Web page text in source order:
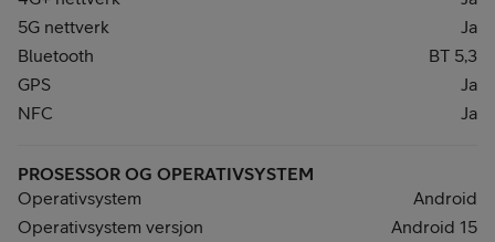
5G nettverk
Ja
Bluetooth
BT 5,3
GPS
Ja
NFC
Ja
PROSESSOR OG OPERATIVSYSTEM
Operativsystem
Android
Operativsystem versjon
Android 15